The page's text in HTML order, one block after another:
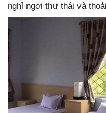
nghỉ ngơi thư thái và